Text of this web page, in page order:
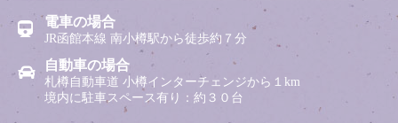
電車の場合
JR函館本線 南小樽駅から徒歩約７分
自動車の場合
札樽自動車道 小樽インターチェンジから１km
境内に駐車スペース有り：約３０台